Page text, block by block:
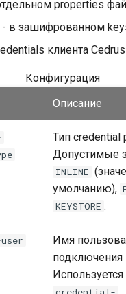
properties
- в зашифрованном
клиента
Конфигурация
Описание
Тип credential
Допустимые
INLINE
умолчанию),
KEYSTORE .
Имя
подключения